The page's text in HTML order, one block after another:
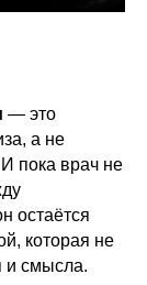
— это
а не
пока врач не
остаётся
которая не
и смысла.